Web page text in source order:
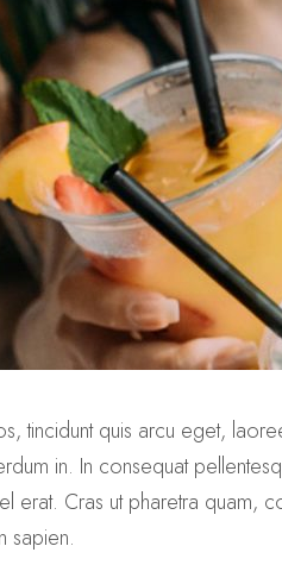
tincidunt quis arcu eget,
in. In consequat
erat. Cras ut pharetra
sapien.